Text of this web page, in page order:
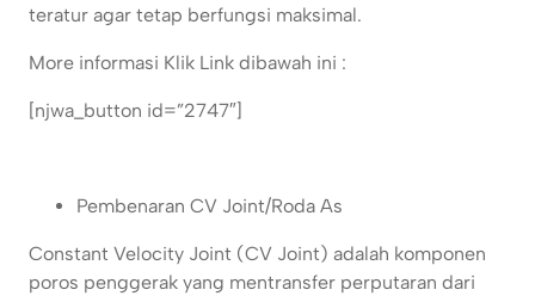
teratur agar tetap berfungsi maksimal.
More informasi Klik Link dibawah ini :
[njwa_button id=”2747″]
Pembenaran CV Joint/Roda As
Constant Velocity Joint (CV Joint) adalah komponen
poros penggerak yang mentransfer perputaran dari